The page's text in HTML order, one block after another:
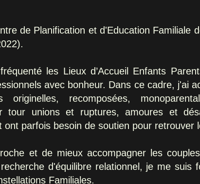
de Planification et d'Education Familiale
les Lieux d’Accueil Enfants
avec bonheur. Dans ce cadre, j'ai
originelles, recomposées,
tour unions et ruptures, amoures et
ont parfois besoin de soutien pour retrouver
et de mieux accompagner les
d'équilibre relationnel, je me suis
Familiales.